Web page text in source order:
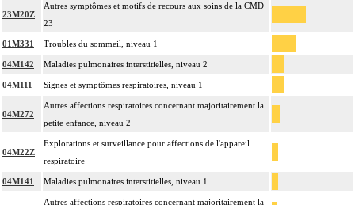
23M20Z
Autres symptômes et motifs de recours aux soins de la CMD
23
01M331 Troubles du sommeil, niveau 1
04M142 Maladies pulmonaires interstitielles, niveau 2
04M111 Signes et symptômes respiratoires, niveau 1
04M272
Autres affections respiratoires concernant majoritairement la
petite enfance, niveau 2
04M22Z
Explorations et surveillance pour affections de l'appareil
respiratoire
04M141 Maladies pulmonaires interstitielles, niveau 1
Autres affections respiratoires concernant majoritairement la